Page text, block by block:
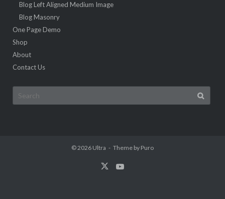
Blog Left Aligned Medium Image
Blog Masonry
One Page Demo
Shop
About
Contact Us
Search
for:
© 2026 Ultra Theme by Puro